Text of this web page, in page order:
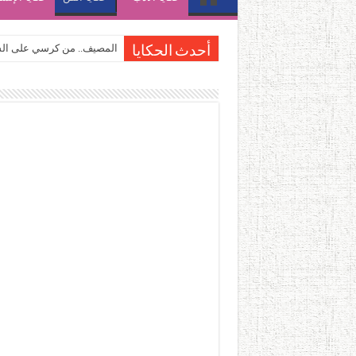
أحدث الحكايا المصيف.. من كرسي على
القاهرة «ألف ليلة وليلة»..